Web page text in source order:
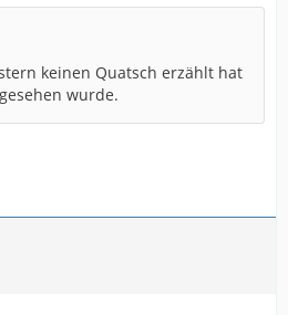
keinen Quatsch erzählt hat
wurde.